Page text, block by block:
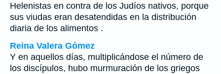
Helenistas en contra de los Judíos nativos, porque
sus viudas eran desatendidas en la distribución
diaria de los alimentos .
Reina Valera Gómez
Y en aquellos días, multiplicándose el número de
los discípulos, hubo murmuración de los griegos